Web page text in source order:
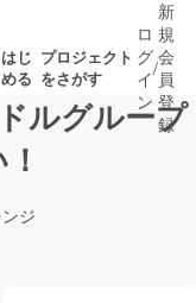
はじ
める
プロジェクト
をさがす
ト
ロ
グ
イ
ン
/
新
規
会
員
登
録
ルグループ
ジ